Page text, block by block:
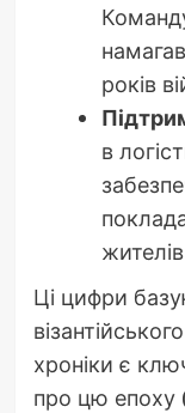
років
в
Ці цифри
хроніки є
про цю епоху